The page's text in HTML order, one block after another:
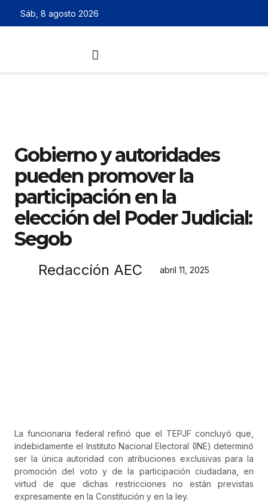
Sáb, 8 agosto 2026
Gobierno y autoridades
pueden promover la
participación en la
elección del Poder Judicial:
Segob
Redacción AEC abril 11, 2025
La funcionaria federal refirió que el TEPJF concluyó que,
indebidamente el Instituto Nacional Electoral (INE) determinó
ser la única autoridad con atribuciones exclusivas para la
promoción del voto y de la participación ciudadana, en
virtud de que dichas restricciones no están previstas
expresamente en la Constitución y en la ley.